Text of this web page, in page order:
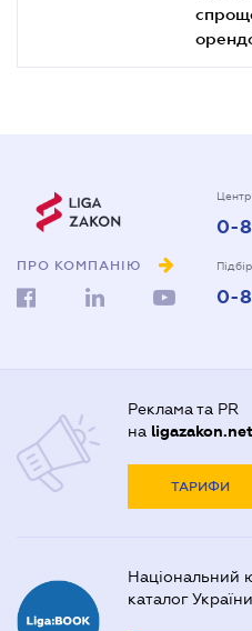
ПРО КОМПАНІЮ
Центр
0-
0-
Реклама та PR
на ligazakon.net
ТАРИФИ
Національний
каталог України